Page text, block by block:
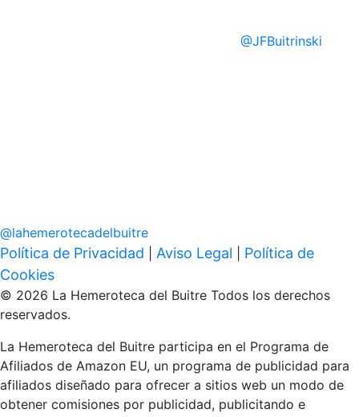
@JFBuitrinski
@lahemerotecadelbuitre
Política de Privacidad Aviso Legal
Política de
Cookies
© 2026 La Hemeroteca del Buitre Todos los derechos
reservados.
La Hemeroteca del Buitre participa en el Programa de
Afiliados de Amazon EU, un programa de publicidad para
afiliados diseñado para ofrecer a sitios web un modo de
obtener comisiones por publicidad, publicitando e